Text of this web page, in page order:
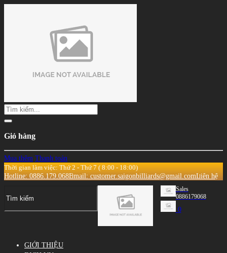
Giỏ hàng
Mua thêm Thanh toán
Thời gian làm việc: Thứ 2 - Thứ 7 ( 8:00 - 18:00)
Hotline: 0886.179.068Email: customer.saigonbilliards@gmail.comLiên hệ
Sales
0886179068
0
GIỚI THIỆU